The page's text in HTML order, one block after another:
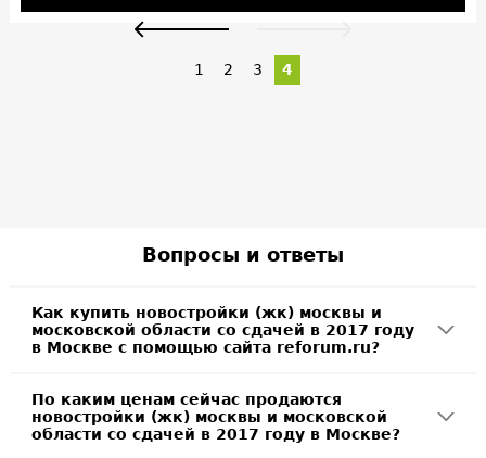
1 2 3 4
Вопросы и ответы
Как купить новостройки (жк) москвы и
московской области со сдачей в 2017 году
в Москве с помощью сайта reforum.ru?
По каким ценам сейчас продаются
новостройки (жк) москвы и московской
области со сдачей в 2017 году в Москве?